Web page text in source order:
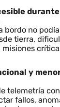
limitado
de un
que
a bordo no
tierra,
misiones